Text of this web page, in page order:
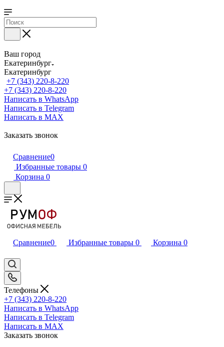
Ваш город
Екатеринбург
Екатеринбург
+7 (343) 220-8-220
+7 (343) 220-8-220
Написать в WhatsApp
Написать в Telegram
Написать в MAX
Заказать звонок
Сравнение0
Избранные товары 0
Корзина 0
Сравнение0 Избранные товары 0 Корзина 0
Телефоны
+7 (343) 220-8-220
Написать в WhatsApp
Написать в Telegram
Написать в MAX
Заказать звонок